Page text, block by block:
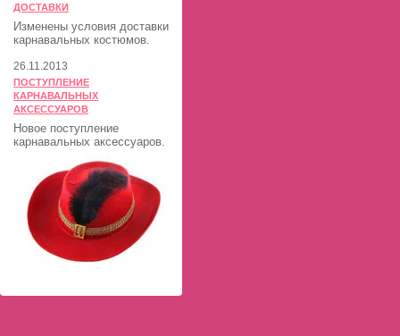
ДОСТАВКИ
Изменены условия доставки
карнавальных костюмов.
26.11.2013
ПОСТУПЛЕНИЕ
КАРНАВАЛЬНЫХ
АКСЕССУАРОВ
Новое поступление
карнавальных аксессуаров.